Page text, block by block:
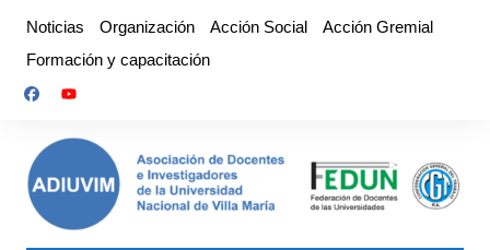
contenido
Noticias Organización Acción Social
Acción Gremial
Formación y capacitación